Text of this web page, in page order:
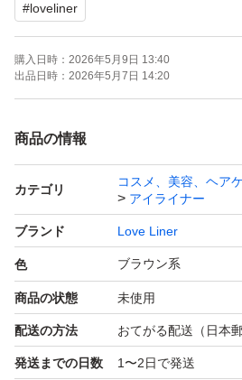
#loveliner
購入日時： 2026年5月9日 13:40
出品日時： 2026年5月7日 14:20
商品の情報
カテゴリ
コスメ、美容、ヘア
アイライナー
ブランド Love Liner
色 ブラウン系
商品の状態 未使用
配送の方法 おてがる配送（日本郵
発送までの日数 1〜2日で発送